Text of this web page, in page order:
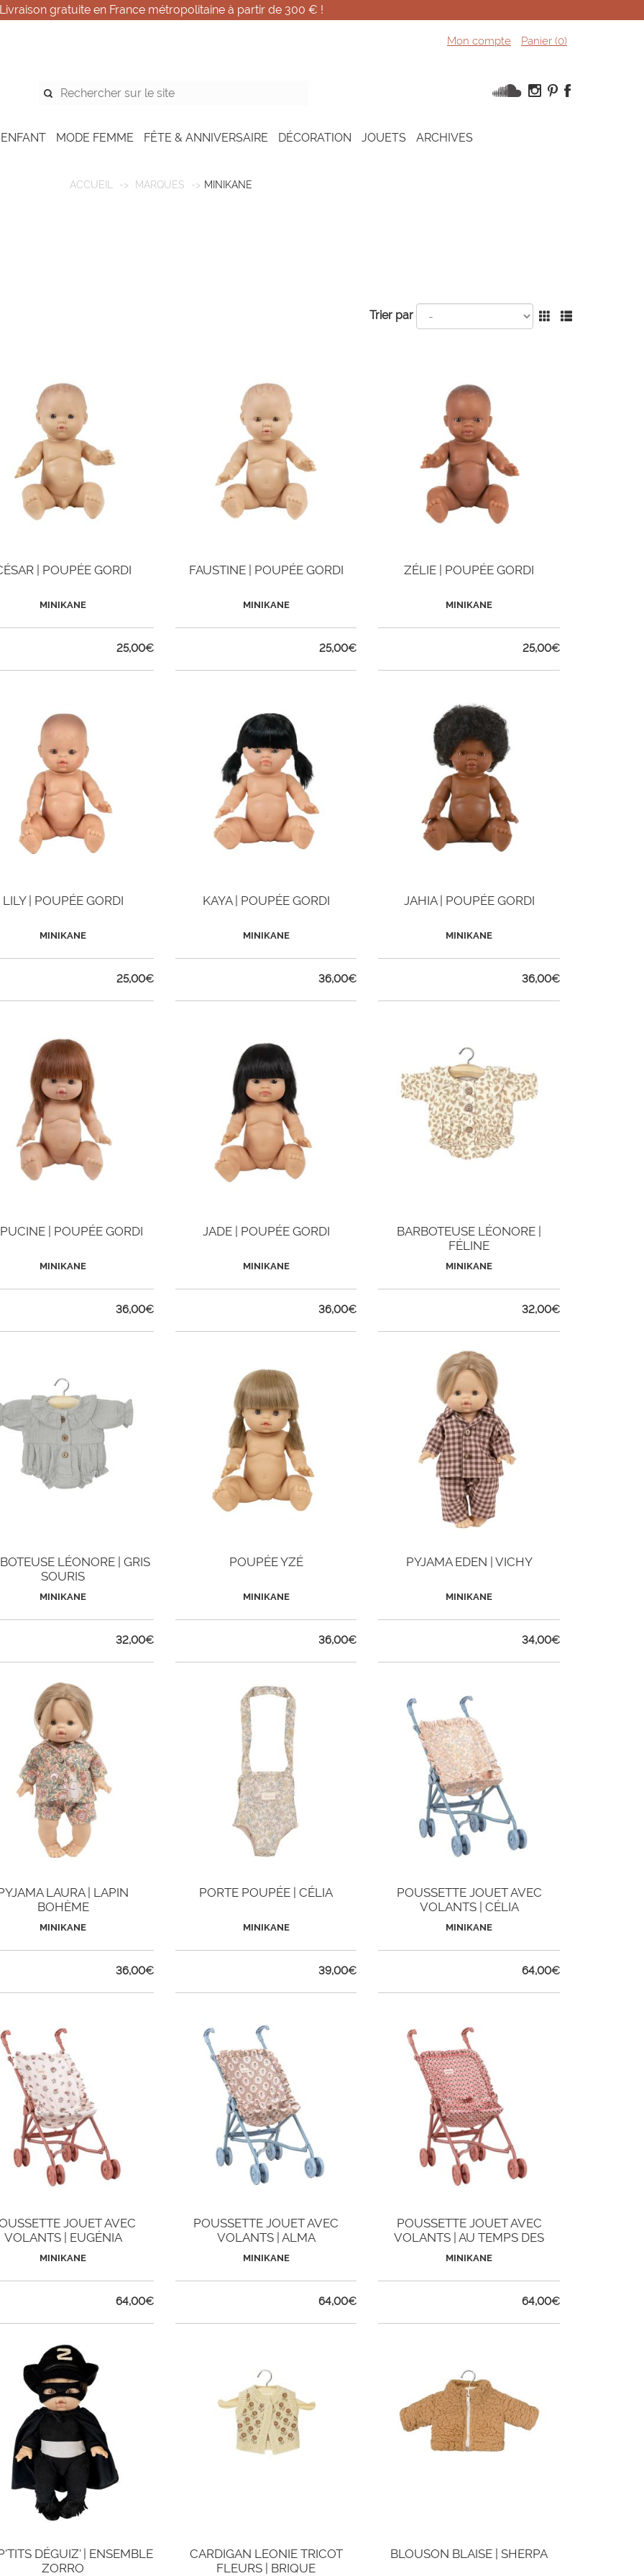
gratuite en France métropolitaine à partir de 300 € !
Mon compte Panier (0)
MODE FEMME FÊTE & ANNIVERSAIRE DÉCORATION JOUETS ARCHIVES
ACCUEIL MARQUES MINIKANE
Trier par
| POUPÉE GORDI
MINIKANE
25,00€
FAUSTINE | POUPÉE GORDI
MINIKANE
25,00€
ZÉLIE | POUPÉE GORDI
MINIKANE
25,00€
LILY | POUPÉE GORDI
MINIKANE
25,00€
KAYA | POUPÉE GORDI
MINIKANE
36,00€
JAHIA | POUPÉE GORDI
MINIKANE
36,00€
| POUPÉE GORDI
MINIKANE
36,00€
JADE | POUPÉE GORDI
MINIKANE
36,00€
BARBOTEUSE LÉONORE |
FÉLINE
MINIKANE
32,00€
LÉONORE | GRIS
SOURIS
MINIKANE
32,00€
POUPÉE YZÉ
MINIKANE
36,00€
PYJAMA EDEN | VICHY
MINIKANE
34,00€
LAURA | LAPIN
BOHÈME
MINIKANE
36,00€
PORTE POUPÉE | CÉLIA
MINIKANE
39,00€
POUSSETTE JOUET AVEC
VOLANTS | CÉLIA
MINIKANE
64,00€
JOUET AVEC
VOLANTS | EUGÉNIA
MINIKANE
64,00€
POUSSETTE JOUET AVEC
VOLANTS | ALMA
MINIKANE
64,00€
POUSSETTE JOUET AVEC
VOLANTS | AU TEMPS DES
CERISES
MINIKANE
64,00€
DÉGUIZ' | ENSEMBLE
ZORRO
CARDIGAN LEONIE TRICOT
FLEURS | BRIQUE
BLOUSON BLAISE | SHERPA